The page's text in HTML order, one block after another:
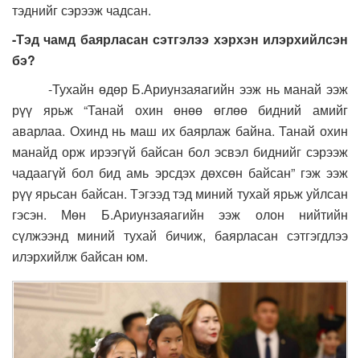
тэднийг сэрээж чадсан.
-Тэд чамд баярласан сэтгэлээ хэрхэн илэрхийлсэн
бэ?
-Тухайн өдөр Б.Ариунзаяагийн ээж нь манай ээж
рүү ярьж “Танай охин өнөө өглөө бидний амийг
аварлаа. Охинд нь маш их баярлаж байна. Танай охин
манайд орж ирээгүй байсан бол эсвэл биднийг сэрээж
чадаагүй бол бид амь эрсдэх дөхсөн байсан” гэж ээж
рүү ярьсан байсан. Тэгээд тэд миний тухай ярьж уйлсан
гэсэн. Мөн Б.Ариунзаяагийн ээж олон нийтийн
сүлжээнд миний тухай бичиж, баярласан сэтгэгдлээ
илэрхийлж байсан юм.